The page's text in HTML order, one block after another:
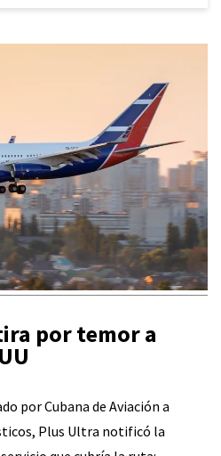
por temor a
por Cubana de Aviación a
Plus Ultra notificó la